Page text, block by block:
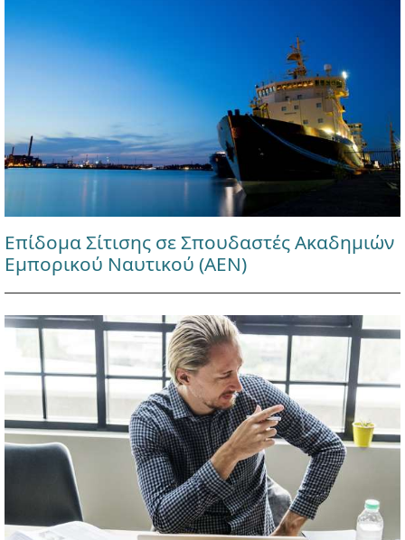
Επίδομα Σίτισης σε Σπουδαστές Ακαδημιών
Εμπορικού Ναυτικού (ΑΕΝ)